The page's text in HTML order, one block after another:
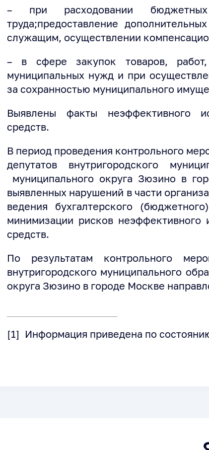
– при расходовании
труда;предоставление
служащим, осуществлении
– в сфере закупок товаров,
муниципальных нужд и при
за сохранностью муниципального
Выявлены факты неэффективного
средств.
В период проведения контрольного
депутатов внутригородского
муниципального округа Зюзино в
выявленных нарушений в части
ведения бухгалтерского
минимизации рисков неэффективного
средств.
По результатам контрольного
внутригородского муниципального
округа Зюзино в городе Москве
[1] Информация приведена по